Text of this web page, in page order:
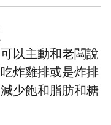
以主動和老闆說
炸雞排或是炸排
少飽和脂肪和糖